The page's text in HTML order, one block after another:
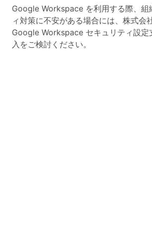
Google Workspace を利用する際、組
ィ対策に不安がある場合には、株式会
Google Workspace セキュリティ設定
入をご検討ください。